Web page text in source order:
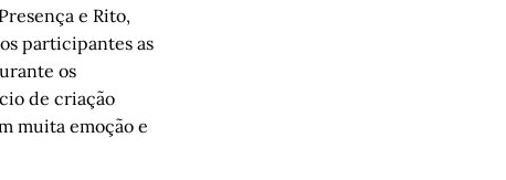
e Rito,
participantes as
os
de criação
muita emoção e